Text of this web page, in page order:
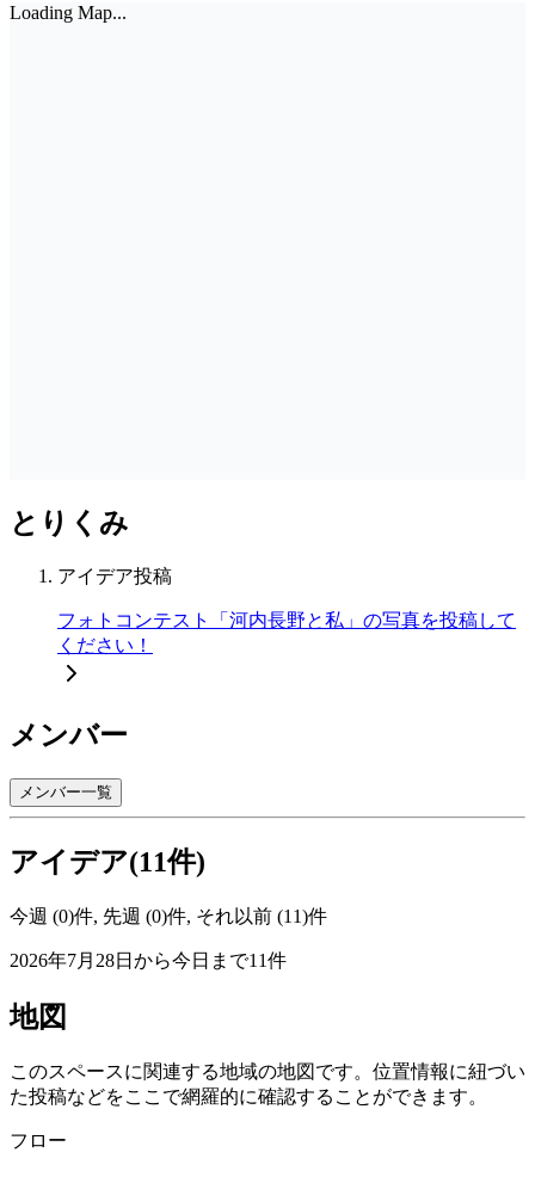
Loading Map...
とりくみ
アイデア投稿
フォトコンテスト「河内長野と私」の写真を投稿して
ください！
メンバー
メンバー一覧
アイデア(11件)
今週 (0)件, 先週 (0)件, それ以前 (11)件
2026年7月28日から今日まで11件
地図
このスペースに関連する地域の地図です。位置情報に紐づい
た投稿などをここで網羅的に確認することができます。
フロー